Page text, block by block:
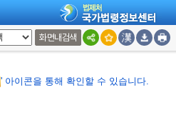
화면내검색
' 아이콘을 통해 확인할 수 있습니다.